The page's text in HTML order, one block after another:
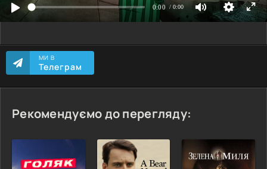
МИ В
Телеграм
Рекомендуємо до перегляду: